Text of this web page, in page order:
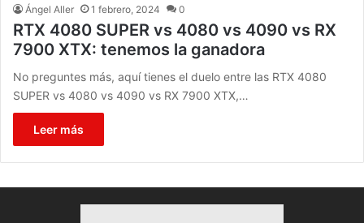
Ángel Aller 1 febrero, 2024 0
RTX 4080 SUPER vs 4080 vs 4090 vs RX
7900 XTX: tenemos la ganadora
No preguntes más, aquí tienes el duelo entre las RTX 4080
SUPER vs 4080 vs 4090 vs RX 7900 XTX,…
Leer más